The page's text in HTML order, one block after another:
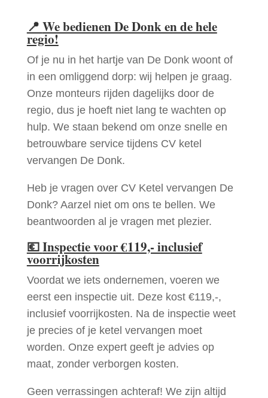
📍 We bedienen De Donk en de hele
regio!
Of je nu in het hartje van De Donk woont of
in een omliggend dorp: wij helpen je graag.
Onze monteurs rijden dagelijks door de
regio, dus je hoeft niet lang te wachten op
hulp. We staan bekend om onze snelle en
betrouwbare service tijdens CV ketel
vervangen De Donk.
Heb je vragen over CV Ketel vervangen De
Donk? Aarzel niet om ons te bellen. We
beantwoorden al je vragen met plezier.
💶Inspectie voor €119,- inclusief
voorrijkosten
Voordat we iets ondernemen, voeren we
eerst een inspectie uit. Deze kost €119,-,
inclusief voorrijkosten. Na de inspectie weet
je precies of je ketel vervangen moet
worden. Onze expert geeft je advies op
maat, zonder verborgen kosten.
Geen verrassingen achteraf! We zijn altijd